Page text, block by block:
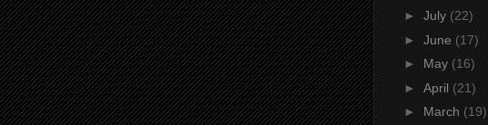
► July (22)
► June (17)
► May (16)
► April (21)
► March (19)